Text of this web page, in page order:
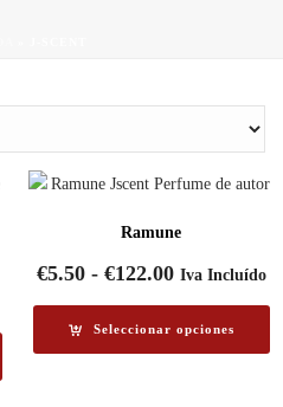
Ramune
€5.50 - €122.00Rango
precios:
Iva Incluído
Seleccionar opciones